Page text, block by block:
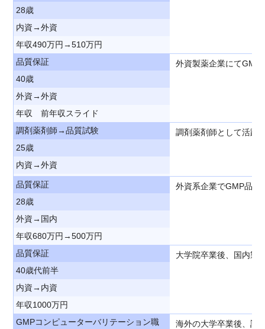
28歳
内資→外資
年収490万円→510万円
品質保証
外資製薬企業にてGMP
40歳
外資→外資
年収 前年収スライド
調剤薬剤師→品質試験
調剤薬剤師として活躍
25歳
内資→外資
品質保証
外資系企業でGMP品質
28歳
外資→国内
年収680万円→500万円
品質保証
大学院卒業後、国内製
40歳代前半
内資→内資
年収1000万円
GMPコンピューターバリテーション職
海外の大学卒業後、訪